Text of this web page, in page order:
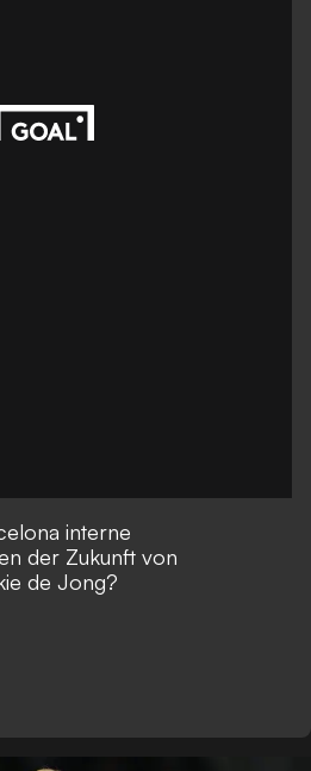
interne
der Zukunft von
de Jong?